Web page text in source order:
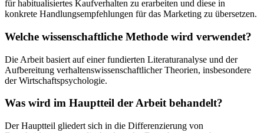
für habitualisiertes Kaufverhalten zu erarbeiten und diese in
konkrete Handlungsempfehlungen für das Marketing zu übersetzen.
Welche wissenschaftliche Methode wird verwendet?
Die Arbeit basiert auf einer fundierten Literaturanalyse und der
Aufbereitung verhaltenswissenschaftlicher Theorien, insbesondere
der Wirtschaftspsychologie.
Was wird im Hauptteil der Arbeit behandelt?
Der Hauptteil gliedert sich in die Differenzierung von